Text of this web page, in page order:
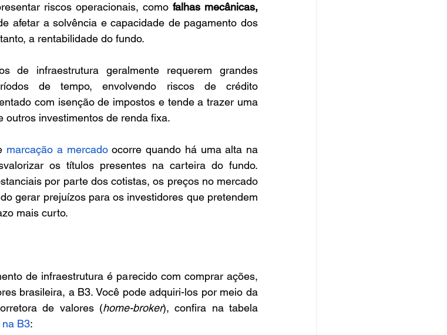
riscos operacionais, como falhas mecânicas,
afetar a solvência e capacidade de pagamento dos
a rentabilidade do fundo.
de infraestrutura geralmente requerem grandes
de tempo, envolvendo riscos de crédito
com isenção de impostos e tende a trazer uma
outros investimentos de renda fixa.
marcação a mercado ocorre quando há uma alta na
os títulos presentes na carteira do fundo.
por parte dos cotistas, os preços no mercado
gerar prejuízos para os investidores que pretendem
mais curto.
de infraestrutura é parecido com comprar ações,
brasileira, a B3. Você pode adquiri-los por meio da
de valores (home-broker), confira na tabela
na B3: